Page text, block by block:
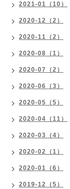
2021-01（10）
2020-12（2）
2020-11（2）
2020-08（1）
2020-07（2）
2020-06（3）
2020-05（5）
2020-04（11）
2020-03（4）
2020-02（1）
2020-01（6）
2019-12（5）